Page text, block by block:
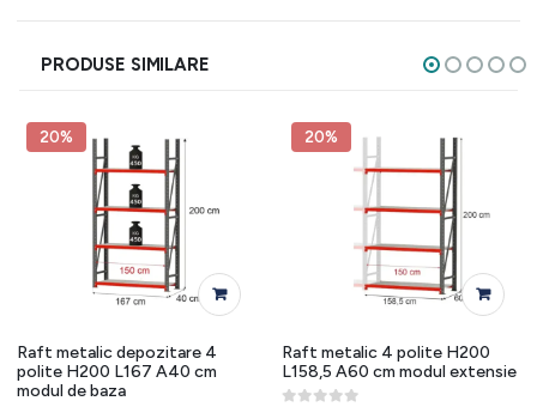
PRODUSE SIMILARE
20%
Raft metalic depozitare 4
polite H200 L167 A40 cm
modul de baza
20%
Raft metalic 4 polite H200
L158,5 A60 cm modul extensie